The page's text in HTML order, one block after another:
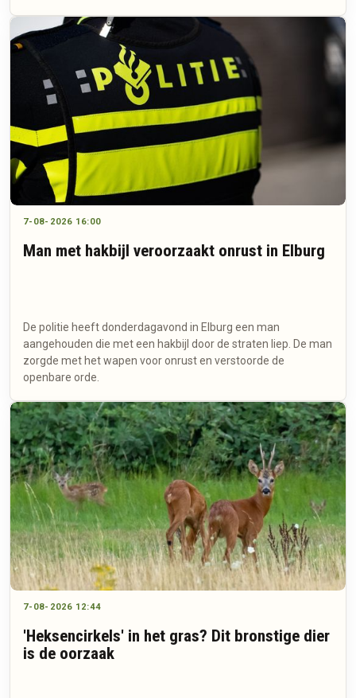
7-08-2026 16:00
Man met hakbijl veroorzaakt onrust in Elburg
De politie heeft donderdagavond in Elburg een man
aangehouden die met een hakbijl door de straten liep. De man
zorgde met het wapen voor onrust en verstoorde de
openbare orde.
7-08-2026 12:44
'Heksencirkels' in het gras? Dit bronstige dier
is de oorzaak